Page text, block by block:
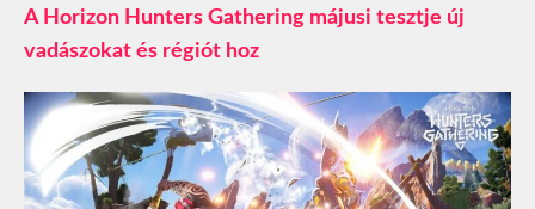
A Horizon Hunters Gathering májusi tesztje új
vadászokat és régiót hoz